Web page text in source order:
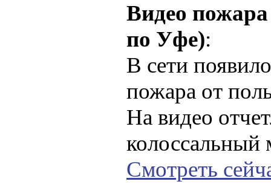
Видео
по Уфе):
В сети
пожара от
На видео
Смотреть